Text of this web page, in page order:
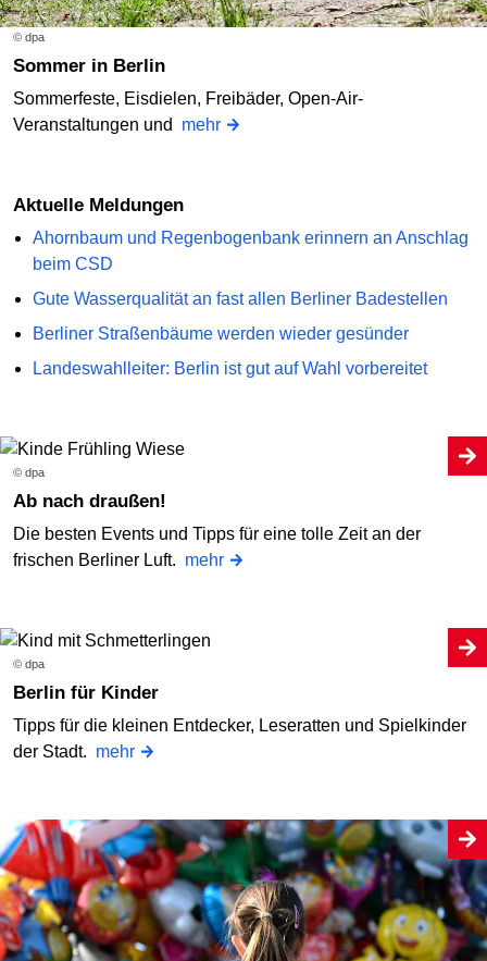
© dpa
Sommer in Berlin
Sommerfeste, Eisdielen, Freibäder, Open-Air-
Veranstaltungen und mehr
Aktuelle Meldungen
Ahornbaum und Regenbogenbank erinnern an Anschlag
beim CSD
Gute Wasserqualität an fast allen Berliner Badestellen
Berliner Straßenbäume werden wieder gesünder
Landeswahlleiter: Berlin ist gut auf Wahl vorbereitet
© dpa
Ab nach draußen!
Die besten Events und Tipps für eine tolle Zeit an der
frischen Berliner Luft. mehr
© dpa
Berlin für Kinder
Tipps für die kleinen Entdecker, Leseratten und Spielkinder
der Stadt. mehr